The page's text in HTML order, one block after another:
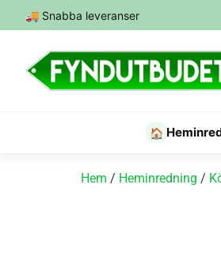
🚚 Snabba leveranser
🏠
Hem / Heminredning /